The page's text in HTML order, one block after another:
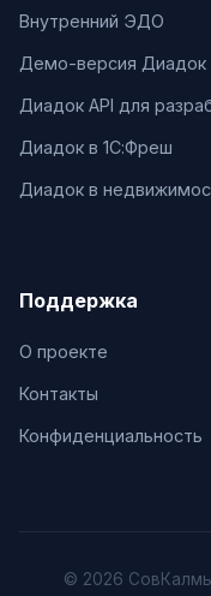
Внутренний ЭДО
Демо-версия Диадок
Диадок API для
Диадок в 1С:Фреш
Диадок в
Поддержка
О проекте
Контакты
Конфиденциальность
© 2026